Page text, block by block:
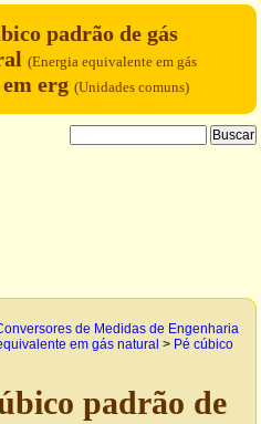
padrão de gás
(Energia equivalente em gás
em erg (Unidades comuns)
de Medidas de Engenharia
em gás natural > Pé cúbico
padrão de